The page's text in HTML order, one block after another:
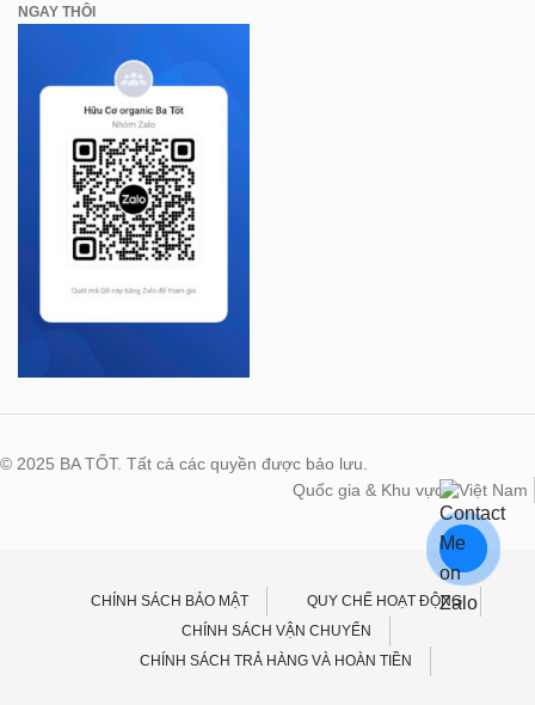
NGAY THÔI
© 2025 BA TỐT. Tất cả các quyền được bảo lưu.
Quốc gia & Khu vực: Việt Nam
CHÍNH SÁCH BẢO MẬT
QUY CHẾ HOẠT ĐỘNG
CHÍNH SÁCH VẬN CHUYỂN
CHÍNH SÁCH TRẢ HÀNG VÀ HOÀN TIỀN